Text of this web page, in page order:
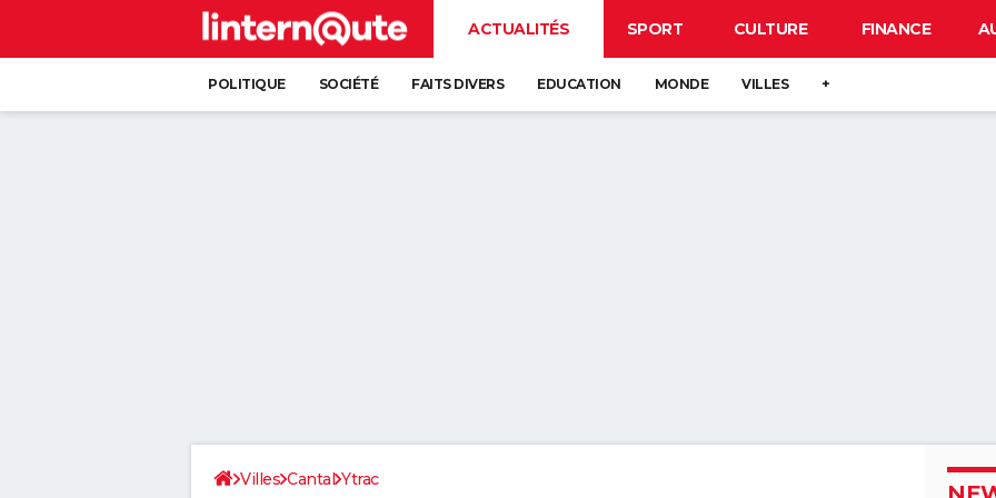
ACTUALITÉS SPORT CULTURE FINANCE
POLITIQUE SOCIÉTÉ FAITS DIVERS EDUCATION MONDE VILLES +
Villes Cantal Ytrac